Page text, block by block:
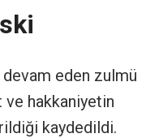
eden zulmü
ve hakkaniyetin
kaydedildi.